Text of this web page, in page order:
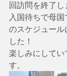
回訪問を終了し
入国待ちで母
のスケジュール
した！
楽しみにして
す。